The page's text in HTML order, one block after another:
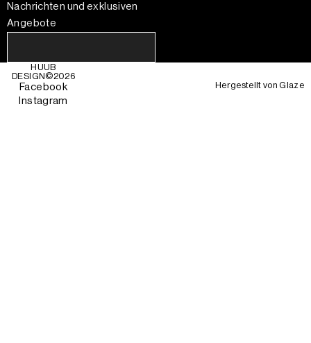
Nachrichten und exklusiven
Angebote
HUUB
DESIGN©2026
Facebook
Instagram
Hergestellt vonGlaze